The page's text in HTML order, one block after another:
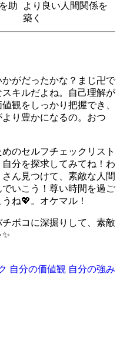
助
より良い人間関係を
築く
がだったかな？まじ卍で
キルだよね。自己理解が
観をしっかり把握でき、
り豊かになるの。おつ
のセルフチェックリスト
分を探求してみてね！わ
ん見つけて、素敵な人間
いこう！尊い時間を過ご
ね💖。オケマル！
ボコに深掘りして、素敵
自分の価値観 自分の強み